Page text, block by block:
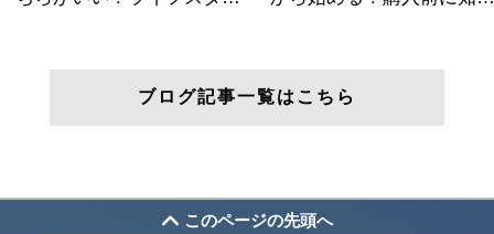
ブログ記事一覧はこちら
このページの先頭へ